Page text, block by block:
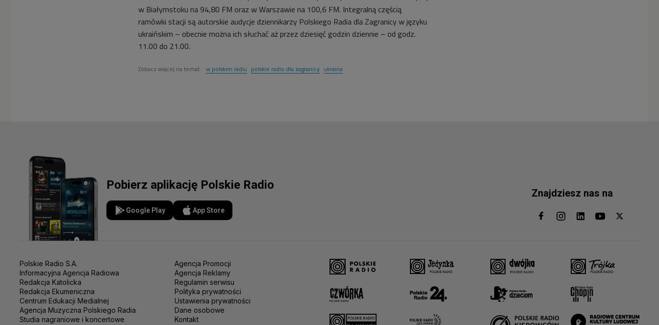
w Białymstoku na 94,80 FM oraz w Warszawie na 100,6 FM. Integralną częścią
ramówki stacji są autorskie audycje dziennikarzy Polskiego Radia dla Zagranicy w języku
ukraińskim – obecnie można ich słuchać aż przez dziesięć godzin dziennie – od godz.
11.00 do 21.00.
Zobacz więcej na temat: w polskim radiu polskie radio dla zagranicy ukraina
Pobierz aplikację Polskie Radio
Google Play App Store
Znajdziesz nas na
Polskie Radio S.A.
Informacyjna Agencja Radiowa
Redakcja Katolicka
Redakcja Ekumeniczna
Centrum Edukacji Medialnej
Agencja Muzyczna Polskiego Radia
Studia nagraniowe i koncertowe
Agencja Promocji
Agencja Reklamy
Regulamin serwisu
Polityka prywatności
Ustawienia prywatności
Dane osobowe
Kontakt